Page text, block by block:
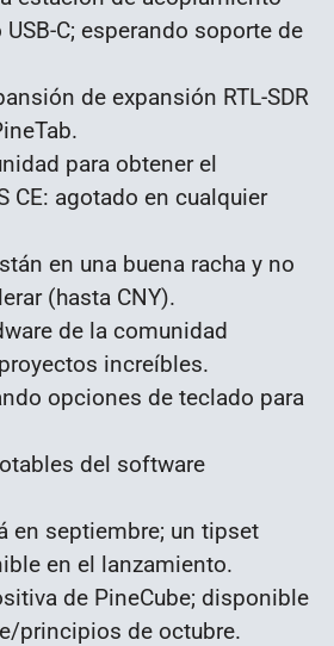
C; esperando soporte de
de expansión RTL-SDR
para obtener el
CE: agotado en cualquier
en una buena racha y no
(hasta CNY).
de la comunidad
increíbles.
opciones de teclado para
del software
en septiembre; un tipset
en el lanzamiento.
de PineCube; disponible
principios de octubre.